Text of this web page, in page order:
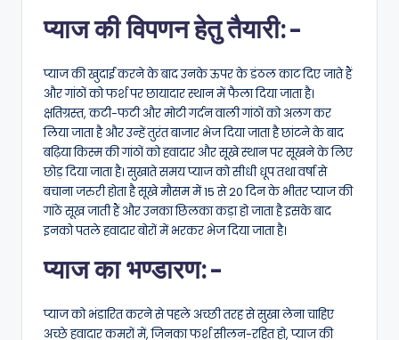
प्याज की विपणन हेतु तैयारी:-
प्याज की खुदाई करने के बाद उनके ऊपर के डंठल काट दिए जाते हैं
और गांठों को फर्श पर छायादार स्थान में फैला दिया जाता है।
क्षतिग्रस्त, कटी-फटी और मोटी गर्दन वाली गांठों को अलग कर
लिया जाता है और उन्हें तुरंत बाजार भेज दिया जाता है छांटने के बाद
बढ़िया किस्म की गांठों को हवादार और सूखे स्थान पर सूखने के लिए
छोड़ दिया जाता है। सुखाते समय प्याज को सीधी धूप तथा वर्षा से
बचाना जरुरी होता है सूखे मौसम में 15 से 20 दिन के भीतर प्याज की
गांठें सूख जाती हैं और उनका छिलका कड़ा हो जाता है इसके बाद
इनको पतले हवादार बोरों में भरकर भेज दिया जाता है।
प्याज का भण्डारण:-
प्याज को भंडारित करने से पहले अच्छी तरह से सुखा लेना चाहिए
अच्छे हवादार कमरों में, जिनका फर्श सीलन-रहित हो, प्याज की